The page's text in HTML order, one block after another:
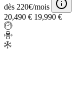
dès 220€/mois
20,490 € 19,990 €